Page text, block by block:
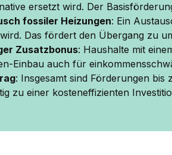
ersetzt wird. Der
fossiler Heizungen: Ein
Das fördert den Übergang zu
Zusatzbonus: Haushalte mit
Einbau auch für
: Insgesamt sind Förderungen
zu einer kosteneffizienten